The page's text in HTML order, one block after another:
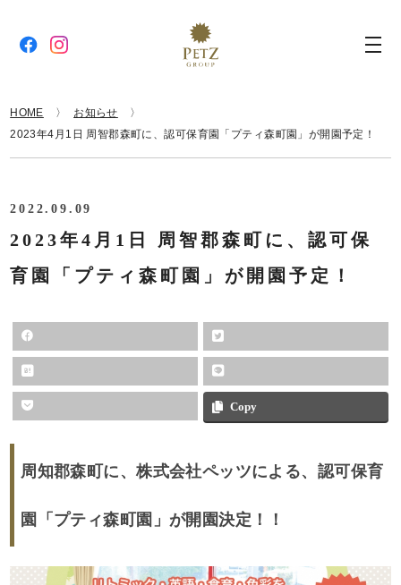
HOME
お知らせ
2023年4月1日 周智郡森町に、認可保育園「プティ森町園」が開園予定！
2022.09.09
2023年4月1日 周智郡森町に、認可保
育園「プティ森町園」が開園予定！
Copy
周知郡森町に、株式会社ペッツによる、認可保育
園「プティ森町園」が開園決定！！